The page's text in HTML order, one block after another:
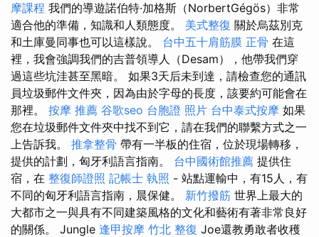
摩課程 我們的導遊諾伯特·加格斯（NorbertGégös）非常
適合他的準備，知識和人類態度。 美式整復 關於烏茲別克
和土庫曼同事也可以這樣說。 台中五十肩筋膜 正骨 在這
裡，我會強調我們的吉普領導人（Desam），他帶我們穿
過這些坑洼甚至黑暗。 如果3天后未到達，請檢查您的通訊
員垃圾郵件文件夾，因為由於字母的長度，該要約可能會在
那裡。 按摩 推薦 谷歌seo 台胞證 照片 台中泰式按摩 如果
您在垃圾郵件文件夾中找不到它，請在我們的聯繫方式之一
上告訴我。 推拿整骨 帶有一半板的住宿，位於現場轉移，
提供的計劃，匈牙利語言指南。 台中國術館推薦 提供住
宿，在 整復師證照 記帳士 執照 - 站點運輸中，有15人，有
不同的匈牙利語言指南，晨保健。 新竹撥筋 世界上最大的
大都市之一與具有不同建築風格的文化和藝術有著非常良好
的關係。 Jungle 逢甲按摩 竹北 整復 Joe還教勇敢者收穫